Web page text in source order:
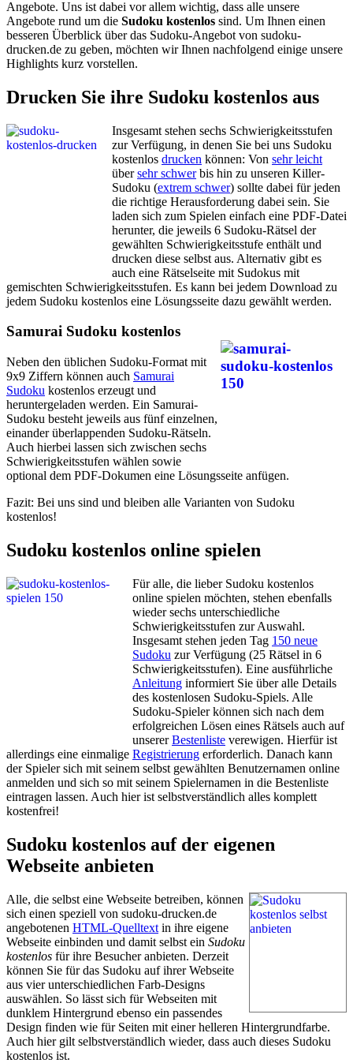
Angebote. Uns ist dabei vor allem wichtig, dass alle unsere
Angebote rund um die Sudoku kostenlos sind. Um Ihnen einen
besseren Überblick über das Sudoku-Angebot von sudoku-
drucken.de zu geben, möchten wir Ihnen nachfolgend einige unsere
Highlights kurz vorstellen.
Drucken Sie ihre Sudoku kostenlos aus
Insgesamt stehen sechs Schwierigkeitsstufen
zur Verfügung, in denen Sie bei uns Sudoku
kostenlos drucken können: Von sehr leicht
übersehr schwerbis hin zu unseren Killer-
Sudoku (extrem schwer) sollte dabei für jeden
die richtige Herausforderung dabei sein. Sie
laden sich zum Spielen einfach eine PDF-Datei
herunter, die jeweils 6 Sudoku-Rätsel der
gewählten Schwierigkeitsstufe enthält und
drucken diese selbst aus. Alternativ gibt es
auch eine Rätselseite mit Sudokus mit
gemischten Schwierigkeitsstufen. Es kann bei jedem Download zu
jedem Sudoku kostenlos eine Lösungsseite dazu gewählt werden.
Samurai Sudoku kostenlos
Neben den üblichen Sudoku-Format mit
9x9 Ziffern können auch Samurai
Sudoku kostenlos erzeugt und
heruntergeladen werden. Ein Samurai-
Sudoku besteht jeweils aus fünf einzelnen,
einander überlappenden Sudoku-Rätseln.
Auch hierbei lassen sich zwischen sechs
Schwierigkeitsstufen wählen sowie
optional dem PDF-Dokumen eine Lösungsseite anfügen.
Fazit: Bei uns sind und bleiben alle Varianten von Sudoku
kostenlos!
Sudoku kostenlos online spielen
Für alle, die lieber Sudoku kostenlos
online spielen möchten, stehen ebenfalls
wieder sechs unterschiedliche
Schwierigkeitsstufen zur Auswahl.
Insgesamt stehen jeden Tag 150 neue
Sudoku zur Verfügung (25 Rätsel in 6
Schwierigkeitsstufen). Eine ausführliche
Anleitung informiert Sie über alle Details
des kostenlosen Sudoku-Spiels. Alle
Sudoku-Spieler können sich nach dem
erfolgreichen Lösen eines Rätsels auch auf
unsererBestenliste verewigen. Hierfür ist
allerdings eine einmalige Registrierung erforderlich. Danach kann
der Spieler sich mit seinem selbst gewählten Benutzernamen online
anmelden und sich so mit seinem Spielernamen in die Bestenliste
eintragen lassen. Auch hier ist selbstverständlich alles komplett
kostenfrei!
Sudoku kostenlos auf der eigenen
Webseite anbieten
Alle, die selbst eine Webseite betreiben, können
sich einen speziell von sudoku-drucken.de
angebotenen HTML-Quelltext in ihre eigene
Webseite einbinden und damit selbst ein Sudoku
kostenlos für ihre Besucher anbieten. Derzeit
können Sie für das Sudoku auf ihrer Webseite
aus vier unterschiedlichen Farb-Designs
auswählen. So lässt sich für Webseiten mit
dunklem Hintergrund ebenso ein passendes
Design finden wie für Seiten mit einer helleren Hintergrundfarbe.
Auch hier gilt selbstverständlich wieder, dass auch dieses Sudoku
kostenlos ist.